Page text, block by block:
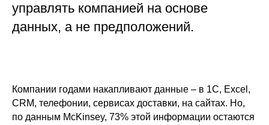
управлять компанией на основе
данных, а не предположений.
Компании годами накапливают данные – в 1С, Excel,
CRM, телефонии, сервисах доставки, на сайтах. Но,
по данным McKinsey, 73% этой информации остаются